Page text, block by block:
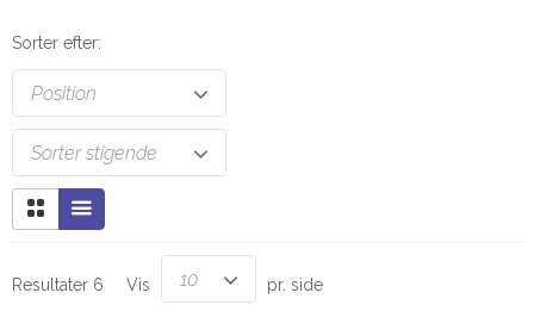
Sorter efter:
Position
Sorter stigende
Resultater 6 Vis 10 pr. side